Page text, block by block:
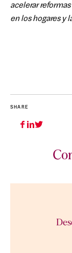
acelerar
en los hogares y
SHARE